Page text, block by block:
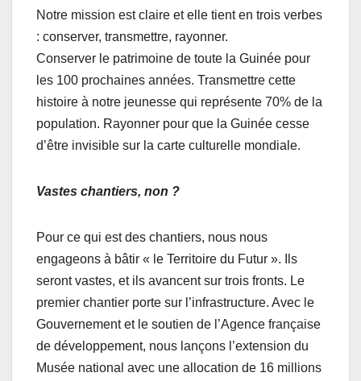
Notre mission est claire et elle tient en trois verbes
: conserver, transmettre, rayonner.
Conserver le patrimoine de toute la Guinée pour
les 100 prochaines années. Transmettre cette
histoire à notre jeunesse qui représente 70% de la
population. Rayonner pour que la Guinée cesse
d’être invisible sur la carte culturelle mondiale.
Vastes chantiers, non ?
Pour ce qui est des chantiers, nous nous
engageons à bâtir « le Territoire du Futur ». Ils
seront vastes, et ils avancent sur trois fronts. Le
premier chantier porte sur l’infrastructure. Avec le
Gouvernement et le soutien de l’Agence française
de développement, nous lançons l’extension du
Musée national avec une allocation de 16 millions